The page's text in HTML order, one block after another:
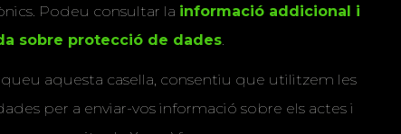
Podeu consultar la informació addicional i
sobre protecció de dades.
aquesta casella, consentiu que utilitzem les
per a enviar-vos informació sobre els actes i